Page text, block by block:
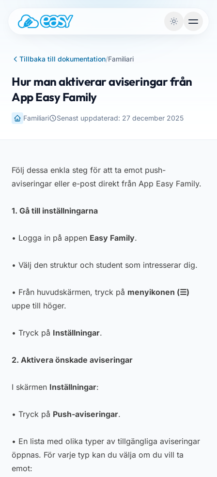
Tillbaka till dokumentation/Familiari
Hur man aktiverar aviseringar från
App Easy Family
Familiari Senast uppdaterad: 27 december 2025
Följ dessa enkla steg för att ta emot push-
aviseringar eller e-post direkt från App Easy Family.
1. Gå till inställningarna
• Logga in på appen Easy Family.
• Välj den struktur och student som intresserar dig.
• Från huvudskärmen, tryck på menyikonen (☰)
uppe till höger.
• Tryck på Inställningar.
2. Aktivera önskade aviseringar
I skärmen Inställningar:
• Tryck på Push-aviseringar.
• En lista med olika typer av tillgängliga aviseringar
öppnas. För varje typ kan du välja om du vill ta
emot: